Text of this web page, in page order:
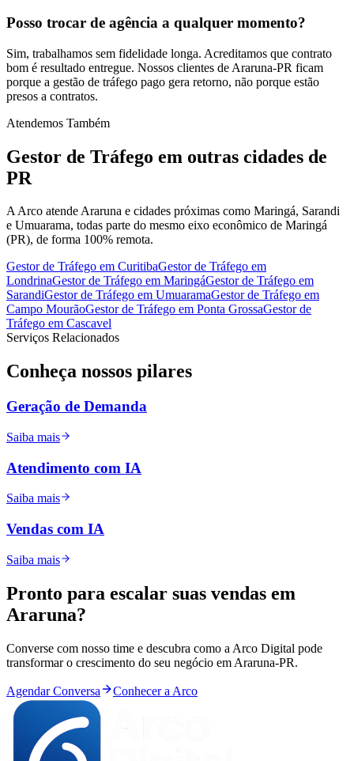
Posso trocar de agência a qualquer momento?
Sim, trabalhamos sem fidelidade longa. Acreditamos que contrato
bom é resultado entregue. Nossos clientes de Araruna-PR ficam
porque a gestão de tráfego pago gera retorno, não porque estão
presos a contratos.
Atendemos Também
Gestor de Tráfego em outras cidades de
PR
A Arco atende Araruna e cidades próximas como Maringá, Sarandi
e Umuarama, todas parte do mesmo eixo econômico de Maringá
(PR), de forma 100% remota.
Gestor de Tráfego em CuritibaGestor de Tráfego em
LondrinaGestor de Tráfego em MaringáGestor de Tráfego em
SarandiGestor de Tráfego em UmuaramaGestor de Tráfego em
Campo MourãoGestor de Tráfego em Ponta GrossaGestor de
Tráfego em Cascavel
Serviços Relacionados
Conheça nossos pilares
Geração de Demanda
Saiba mais
Atendimento com IA
Saiba mais
Vendas com IA
Saiba mais
Pronto para escalar suas vendas em
Araruna?
Converse com nosso time e descubra como a Arco Digital pode
transformar o crescimento do seu negócio em Araruna-PR.
Agendar Conversa Conhecer a Arco